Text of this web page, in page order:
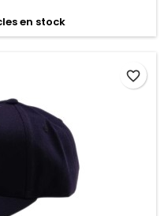
en stock
favorite_border